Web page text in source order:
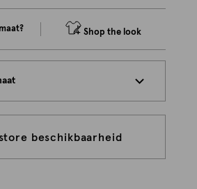
Shop the look
beschikbaarheid